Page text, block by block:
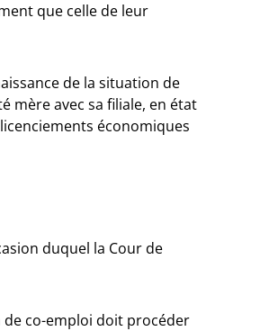
que celle de leur
de la situation de
mère avec sa filiale, en état
économiques
duquel la Cour de
de co-emploi doit procéder